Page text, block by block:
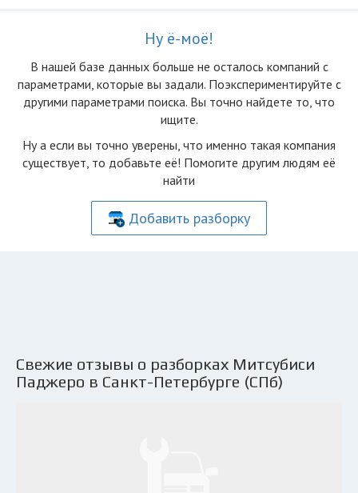
Ну ё-моё!
В нашей базе данных больше не осталоcь компаний с
параметрами, которые вы задали. Поэкспериментируйте с
другими параметрами поиска. Вы точно найдете то, что
ищите.
Ну а если вы точно уверены, что именно такая компания
существует, то добавьте её! Помогите другим людям её
найти
Добавить разборку
Свежие отзывы о разборках Митсубиси
Паджеро в Санкт-Петербурге (СПб)